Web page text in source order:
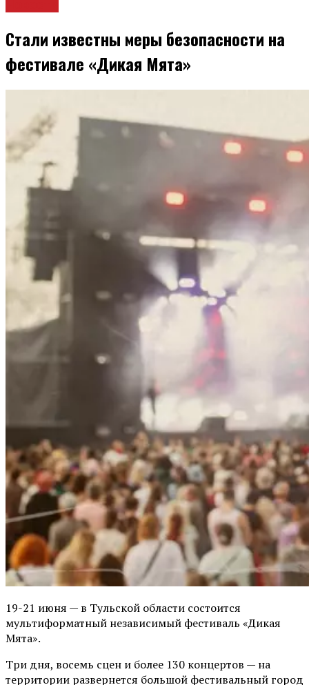
Стали известны меры безопасности на
фестивале «Дикая Мята»
19-21 июня — в Тульской области состоится
мультиформатный независимый фестиваль «Дикая
Мята».
Три дня, восемь сцен и более 130 концертов — на
территории развернется большой фестивальный город